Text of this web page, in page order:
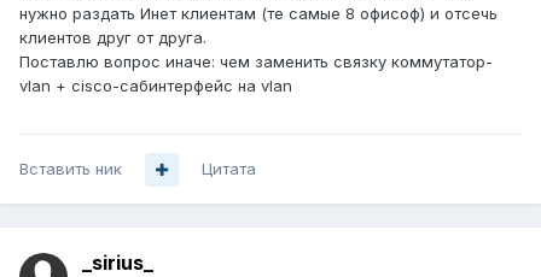
нужно раздать Инет клиентам (те самые 8 офисоф) и отсечь
клиентов друг от друга.
Поставлю вопрос иначе: чем заменить связку коммутатор-
vlan + cisco-сабинтерфейс на vlan
Вставить ник Цитата
_sirius_